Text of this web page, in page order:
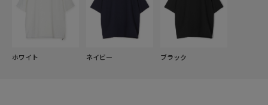
ホワイト ネイビー ブラック